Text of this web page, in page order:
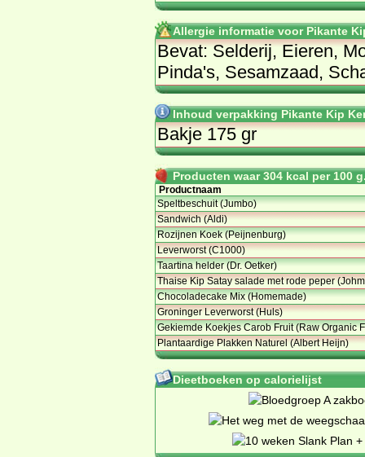
Allergie informatie voor Pikante
Bevat: Selderij, Eieren,
Pinda's, Sesamzaad,
Inhoud verpakking Pikante Kip
Bakje 175 gr
Producten waar 304 kcal per 100
Productnaam
Speltbeschuit (Jumbo)
Sandwich (Aldi)
Rozijnen Koek (Peijnenburg)
Leverworst (C1000)
Taartina helder (Dr. Oetker)
Thaise Kip Satay salade met rode peper
Chocoladecake Mix (Homemade)
Groninger Leverworst (Huls)
Gekiemde Koekjes Carob Fruit (Raw Organic
Plantaardige Plakken Naturel (Albert Heijn)
Dieetboeken op calorielijst